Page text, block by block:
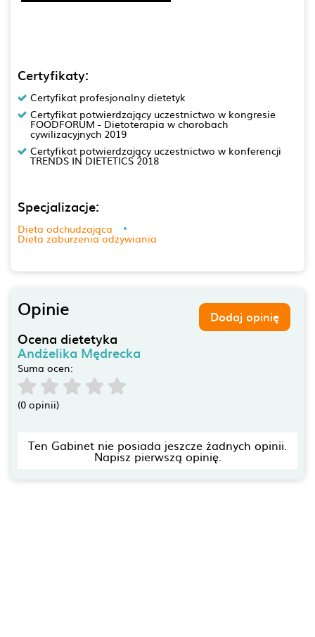
Certyfikaty:
Certyfikat profesjonalny dietetyk
Certyfikat potwierdzający uczestnictwo w kongresie
FOODFORUM - Dietoterapia w chorobach
cywilizacyjnych 2019
Certyfikat potwierdzający uczestnictwo w konferencji
TRENDS IN DIETETICS 2018
Specjalizacje:
Dieta odchudzająca
Dieta zaburzenia odżywiania
Opinie Dodaj opinię
Ocena dietetyka
Andżelika Mędrecka
Suma ocen:
(0 opinii)
Ten Gabinet nie posiada jeszcze żadnych opinii.
Napisz pierwszą opinię.